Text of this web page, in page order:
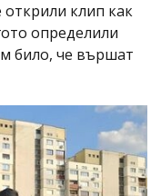
клип как
определили
било, че вършат